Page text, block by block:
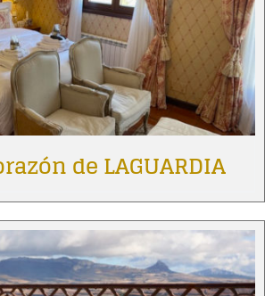
de LAGUARDIA